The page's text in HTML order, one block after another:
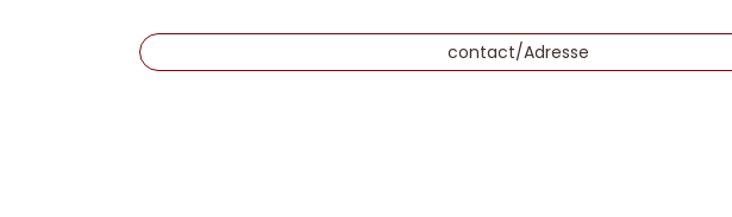
contact/Adresse